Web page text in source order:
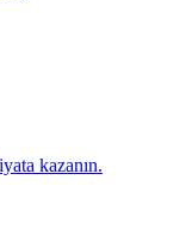
kazanın.